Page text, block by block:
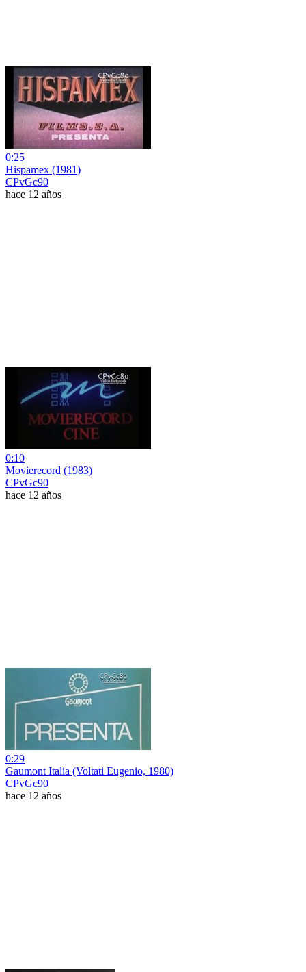
0:25
Hispamex (1981)
CPvGc90
hace 12 años
0:10
Movierecord (1983)
CPvGc90
hace 12 años
0:29
Gaumont Italia (Voltati Eugenio, 1980)
CPvGc90
hace 12 años